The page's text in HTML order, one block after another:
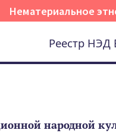
Нематериальное
Реестр НЭД
народной